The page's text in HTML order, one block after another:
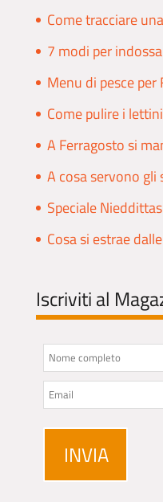
Come tracciare
7 modi per
Menu di pesce per
Come pulire i
A Ferragosto si
A cosa servono gli
Speciale
Cosa si estrae
Iscriviti al